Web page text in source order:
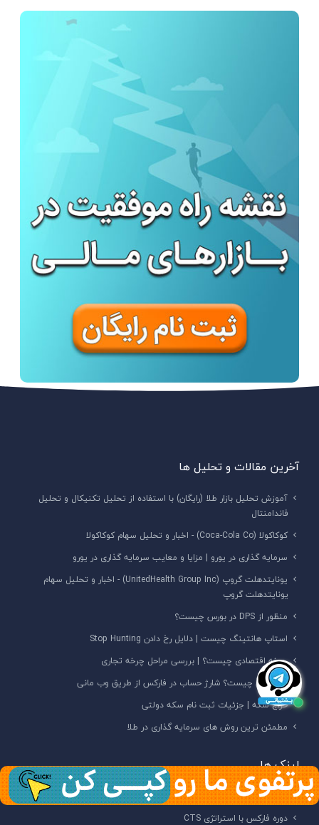
آخرین مقالات و تحلیل ها
آموزش تحلیل بازار طلا (رایگان) با استفاده از تحلیل تکنیکال و تحلیل
فاندامنتال
کوکاکولا (Coca-Cola Co) - اخبار و تحلیل سهام کوکاکولا
سرمایه گذاری در یورو | مزایا و معایب سرمایه گذاری در یورو
یونایتدهلت گروپ (UnitedHealth Group Inc) - اخبار و تحلیل سهام
یونایتدهلت گروپ
منظور از DPS در بورس چیست؟
استاپ هانتینگ چیست | دلایل رخ دادن Stop Hunting
چرخه اقتصادی چیست؟ | بررسی مراحل چرخه تجاری
وب مانی چیست؟ شارژ حساب در فارکس از طریق وب مانی
حراج سکه | جزئیات ثبت نام سکه دولتی
مطمئن ترین روش های سرمایه گذاری در طلا
لینک ها
درباره ما
دوره فارکس با استراتژی CTS